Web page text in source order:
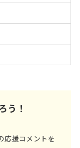
う！
応援コメントを